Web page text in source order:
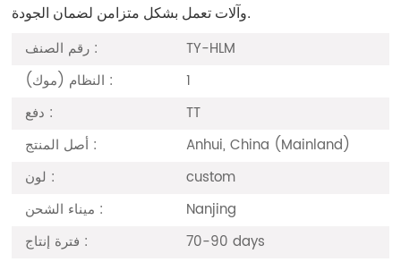
وآلات تعمل بشكل متزامن لضمان الجودة.
رقم الصنف :
TY-HLM
النظام (موك) :
1
دفع :
TT
أصل المنتج :
Anhui, China (Mainland)
لون :
custom
ميناء الشحن :
Nanjing
فترة إنتاج :
70-90 days